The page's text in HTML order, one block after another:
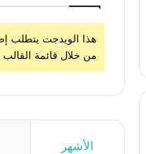
هذا الويدجت يتطلب
من خلال قائمة
الأشهر